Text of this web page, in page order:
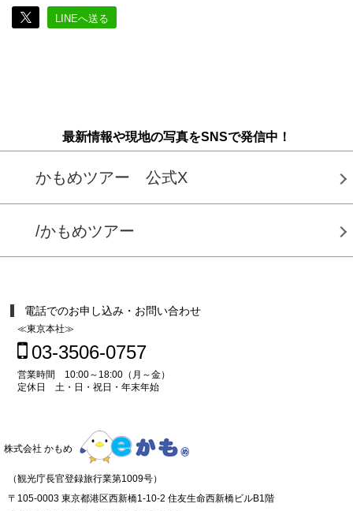
LINEへ送る
最新情報や現地の写真をSNSで発信中！
かもめツアー 公式X
/かもめツアー
電話でのお申し込み・お問い合わせ
≪東京本社≫
03-3506-0757
営業時間 10:00～18:00（月～金）
定休日 土・日・祝日・年末年始
株式会社 かもめ
（観光庁長官登録旅行業第1009号）
〒105-0003 東京都港区西新橋1-10-2 住友生命西新橋ビルB1階